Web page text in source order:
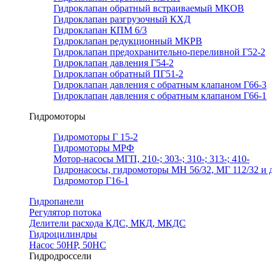
Гидроклапан обратный встраиваемый МКОВ
Гидроклапан разгрузочный КХД
Гидроклапан КПМ 6/3
Гидроклапан редукционный МКРВ
Гидроклапан предохранительно-переливной Г52-2
Гидроклапан давления Г54-2
Гидроклапан обратный ПГ51-2
Гидроклапан давления с обратным клапаном Г66-3
Гидроклапан давления с обратным клапаном Г66-1
Гидромоторы
Гидромоторы Г 15-2
Гидромоторы МРФ
Мотор-насосы МГП, 210-; 303-; 310-; 313-; 410-
Гидронасосы, гидромоторы МН 56/32, МГ 112/32 и
Гидромотор Г16-1
Гидропанели
Регулятор потока
Делители расхода КДС, МКД, МКДС
Гидроцилиндры
Насос 50НР, 50НС
Гидродроссели